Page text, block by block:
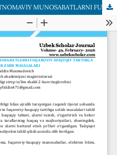
RAQAMLI TIJORATDA SHARTNOMAVIY MUNOSABATLARNI FUQAROVIY-HUQUQIY TARTIBGA SOLISHNING DOLZARB MASALALARI